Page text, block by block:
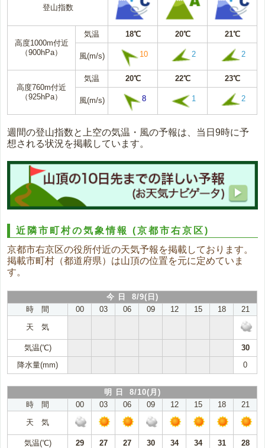
登山指数
高度1000m付近
（900hPa）
気温 18℃ 20℃ 21℃
風(m/s) 10 2 2
高度760m付近
（925hPa）
気温 20℃ 22℃ 23℃
風(m/s) 8 1 2
週間の登山指数と上空の気温・風の予報は、当日9時に予
想される状況を掲載しています。
近隣市町村の気象情報(京都市右京区)
京都市右京区の役所付近の天気予報を掲載しております。
掲載市町村（都道府県）は山頂の位置を元に定めていま
す。
今 日 8/9(日)
時 間
00 03 06 09 12 15 18
21
天 気
気温(℃)
30
降水量(mm)
0
明 日 8/10(月)
時 間
00 03 06 09 12 15 18
21
天 気
気温(℃) 29 27 27 30 34 34 31
28